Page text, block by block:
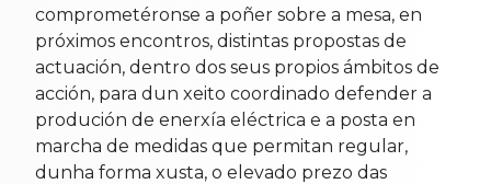
comprometéronse a poñer sobre a mesa, en
próximos encontros, distintas propostas de
actuación, dentro dos seus propios ámbitos de
acción, para dun xeito coordinado defender a
produción de enerxía eléctrica e a posta en
marcha de medidas que permitan regular,
dunha forma xusta, o elevado prezo das